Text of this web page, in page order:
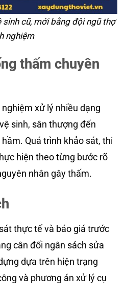
sinh cũ, mới bằng đội ngũ thợ
nghiệm
thấm chuyên
xử lý nhiều dạng
sinh, sân thượng đến
Quá trình khảo sát, thi
hiện theo từng bước rõ
nhân gây thấm.
thực tế và báo giá trước
cân đối ngân sách sửa
dựa trên hiện trạng
và phương án xử lý cụ